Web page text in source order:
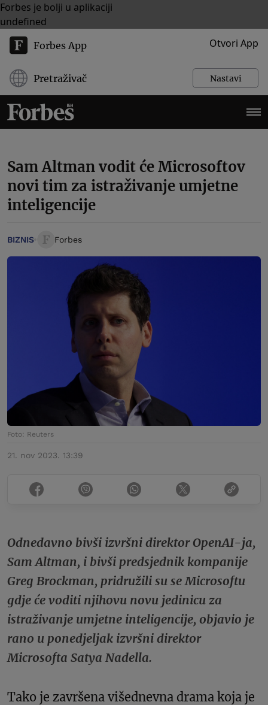
Forbes je bolji u aplikaciji
undefined
Forbes App Otvori App
Pretraživač Nastavi
Sam Altman vodit će Microsoftov
novi tim za istraživanje umjetne
inteligencije
BIZNIS Forbes
Foto: Reuters
21. nov 2023. 13:39
Odnedavno bivši izvršni direktor OpenAI-ja,
Sam Altman, i bivši predsjednik kompanije
Greg Brockman, pridružili su se Microsoftu
gdje će voditi njihovu novu jedinicu za
istraživanje umjetne inteligencije, objavio je
rano u ponedjeljak izvršni direktor
Microsofta Satya Nadella.
Tako je završena višednevna drama koja je